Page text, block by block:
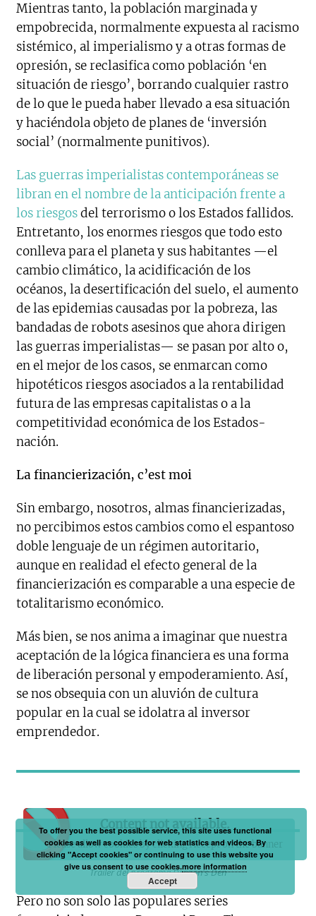
Mientras tanto, la población marginada y
empobrecida, normalmente expuesta al racismo
sistémico, al imperialismo y a otras formas de
opresión, se reclasifica como población ‘en
situación de riesgo’, borrando cualquier rastro
de lo que le pueda haber llevado a esa situación
y haciéndola objeto de planes de ‘inversión
social’ (normalmente punitivos).
Las guerras imperialistas contemporáneas se
libran en el nombre de la anticipación frente a
los riesgosdel terrorismo o los Estados fallidos.
Entretanto, los enormes riesgos que todo esto
conlleva para el planeta y sus habitantes —el
cambio climático, la acidificación de los
océanos, la desertificación del suelo, el aumento
de las epidemias causadas por la pobreza, las
bandadas de robots asesinos que ahora dirigen
las guerras imperialistas— se pasan por alto o,
en el mejor de los casos, se enmarcan como
hipotéticos riesgos asociados a la rentabilidad
futura de las empresas capitalistas o a la
competitividad económica de los Estados-
nación.
La financierización, c’est moi
Sin embargo, nosotros, almas financierizadas,
no percibimos estos cambios como el espantoso
doble lenguaje de un régimen autoritario,
aunque en realidad el efecto general de la
financierización es comparable a una especie de
totalitarismo económico.
Más bien, se nos anima a imaginar que nuestra
aceptación de la lógica financiera es una forma
de liberación personal y empoderamiento. Así,
se nos obsequia con un aluvión de cultura
popular en la cual se idolatra al inversor
emprendedor.
Content not available.
Please allow cookies by clicking Accept on the banner
Tráiler del programa Dragon's Den
Pero no son solo las populares series
To offer you the best possible service, this site uses functional
cookies as well as cookies for web statistics and videos. By
clicking "Accept cookies" or continuing to use this website you
give us consent to use cookies.more information
Accept